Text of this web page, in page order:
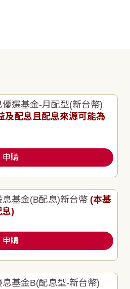
選基金-月配型(新台幣)
及配息且配息來源可能為
申購
基金(B配息)新台幣 (本基
)
申購
基金B(配息型-新台幣)